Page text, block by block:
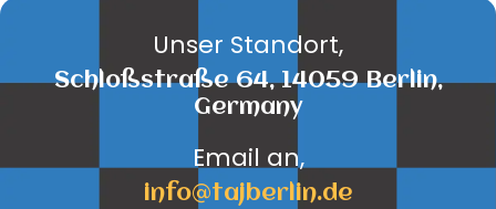
Unser Standort,
Schloßstraße 64, 14059 Berlin,
Germany
Email an,
info@tajberlin.de